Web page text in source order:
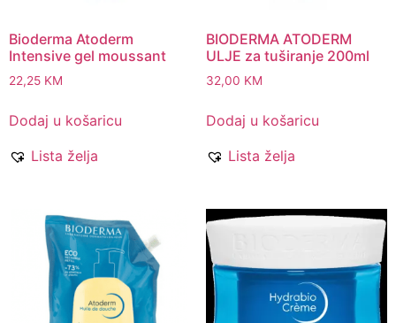
Bioderma Atoderm
Intensive gel moussant
22,25 KM
Dodaj u košaricu
Lista želja
BIODERMA ATODERM
ULJE za tuširanje 200ml
32,00 KM
Dodaj u košaricu
Lista želja